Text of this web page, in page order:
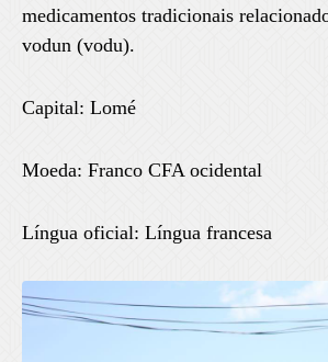
medicamentos tradicionais
vodun (vodu).
Capital: Lomé
Moeda: Franco CFA ocidental
Língua oficial: Língua francesa